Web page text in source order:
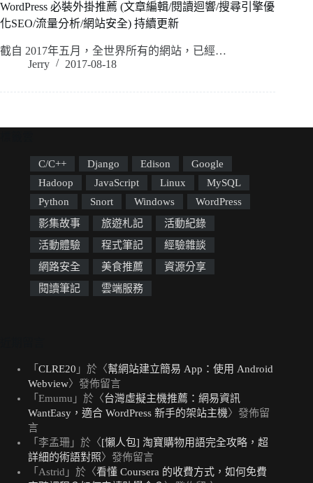
WordPress 必裝外掛推薦 (文章編輯/閱讀迴響/搜尋引擎優
化SEO/流量分析/網站安全) 持續更新
截自 2017年五月，全世界所有的網站，已經…
Jerry
2017-08-18
C/C++ Django Edison
Google
Hadoop
JavaScript Linux
MySQL
Python
Snort Windows
WordPress
影集故事
旅遊札記
活動紀錄
活動體驗
程式筆記
經驗雜談
網路安全
美食推薦
資源分享
閱讀筆記
雲端服務
「 CLRE20 」於〈幫網站建立簡易 App：使用 Android
Webview〉發佈留言
「 Emumu 」於〈台灣虛擬主機推薦：網易資訊
WantEasy，適合 WordPress 新手的架站主機〉發佈留
言
「 李孟珊 」於〈[懶人包] 淘寶購物用語完全攻略，超
詳細的術語對照〉發佈留言
「 Astrid 」於〈看懂 Coursera 的收費方式，如何免費